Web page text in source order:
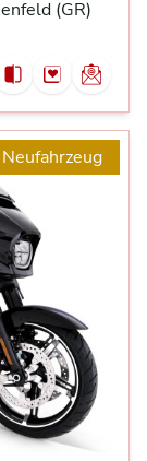
(GR)
Neufahrzeug